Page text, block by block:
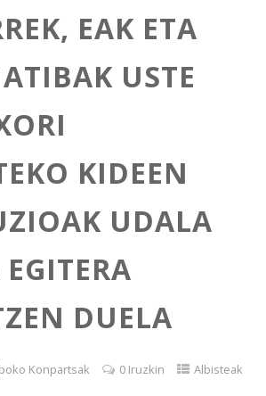
EAK ETA
USTE
KIDEEN
UDALA
DUELA
Konpartsak 0 Iruzkin Albisteak